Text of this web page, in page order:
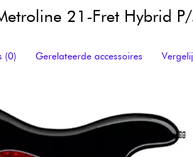
21-Fret Hybrid P/
(0) Gerelateerde accessoires